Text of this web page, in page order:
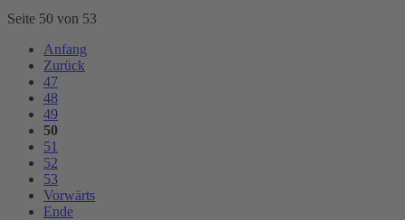
Seite 50 von 53
Anfang
Zurück
47
48
49
50
51
52
53
Vorwärts
Ende